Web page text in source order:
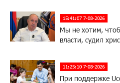
15:41:07 7-08-2026
Мы не хотим,
власти, судил
11:25:10 7-08-2026
При поддержке